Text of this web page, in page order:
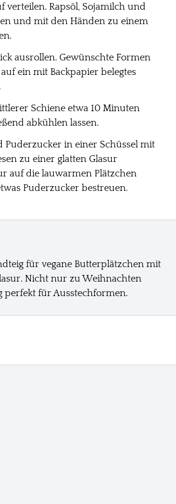
verteilen. Rapsöl, Sojamilch und
und mit den Händen zu einem
ausrollen. Gewünschte Formen
ein mit Backpapier belegtes
Schiene etwa 10 Minuten
abkühlen lassen.
Puderzucker in einer Schüssel mit
zu einer glatten Glasur
auf die lauwarmen Plätzchen
Puderzucker bestreuen.
für vegane Butterplätzchen mit
Nicht nur zu Weihnachten
perfekt für Ausstechformen.